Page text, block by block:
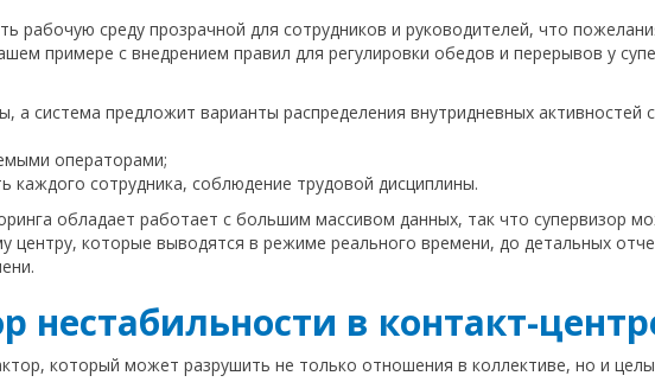
рабочую среду прозрачной для сотрудников и руководителей, что
примере с внедрением правил для регулировки обедов и перерывов у
а система предложит варианты распределения внутридневных активностей
операторами;
каждого сотрудника, соблюдение трудовой дисциплины.
обладает работает с большим массивом данных, так что супервизор
центру, которые выводятся в режиме реального времени, до детальных
нестабильности в контакт-
который может разрушить не только отношения в коллективе, но и